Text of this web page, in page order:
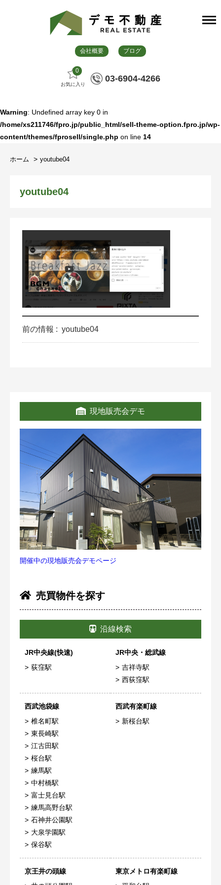
会社概要 ブログ
0
お気に入り
03-6904-4266
Warning: Undefined array key 0 in
/home/xs211746/fpro.jp/public_html/sell-theme-option.fpro.jp/wp-
content/themes/fprosell/single.php on line 14
ホーム youtube04
現地販売会デモ
開催中の現地販売会デモページ
売買物件を探す
沿線検索
JR中央線(快速)
荻窪駅
JR中央・総武線
吉祥寺駅
西荻窪駅
西武池袋線
椎名町駅
東長崎駅
江古田駅
桜台駅
練馬駅
中村橋駅
富士見台駅
練馬高野台駅
石神井公園駅
大泉学園駅
保谷駅
西武有楽町線
新桜台駅
京王井の頭線
東京メトロ有楽町線
youtube04
前の情報 : youtube04